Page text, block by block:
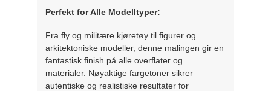
Perfekt for Alle Modelltyper:
Fra fly og militære kjøretøy til figurer og
arkitektoniske modeller, denne malingen gir en
fantastisk finish på alle overflater og
materialer. Nøyaktige fargetoner sikrer
autentiske og realistiske resultater for